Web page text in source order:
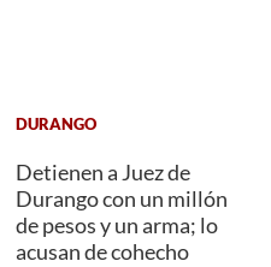
DURANGO
Detienen a Juez de
Durango con un millón
de pesos y un arma; lo
acusan de cohecho